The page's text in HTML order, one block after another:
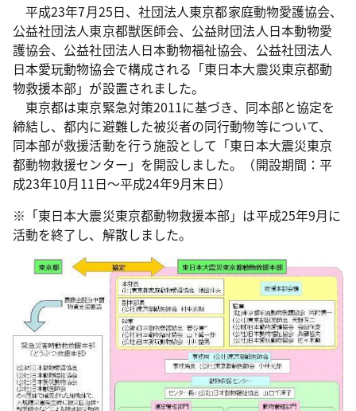
平成23年7月25日、社団法人東京都家庭動物愛護協会、
公益社団法人東京都獣医師会、公益財団法人日本動物愛
護協会、公益社団法人日本動物福祉協会、公益社団法人
日本愛玩動物協会で構成される「東日本大震災東京都動
物救援本部」が設置されました。
東京都は東京緊急対策2011に基づき、同本部と協定を
締結し、都内に避難した被災者の同行動物等について、
同本部が救援活動を行う施設として「東日本大震災東京
都動物救援センター」を開設しました。（開設期間：平
成23年10月11日～平成24年9月末日）
※「東日本大震災東京都動物救援本部」は平成25年9月に
活動を終了し、解散しました。